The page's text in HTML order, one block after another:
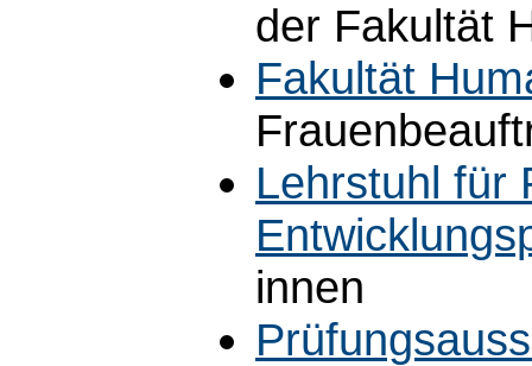
der Fakultät
Fakultät
Lehrstuhl für
innen